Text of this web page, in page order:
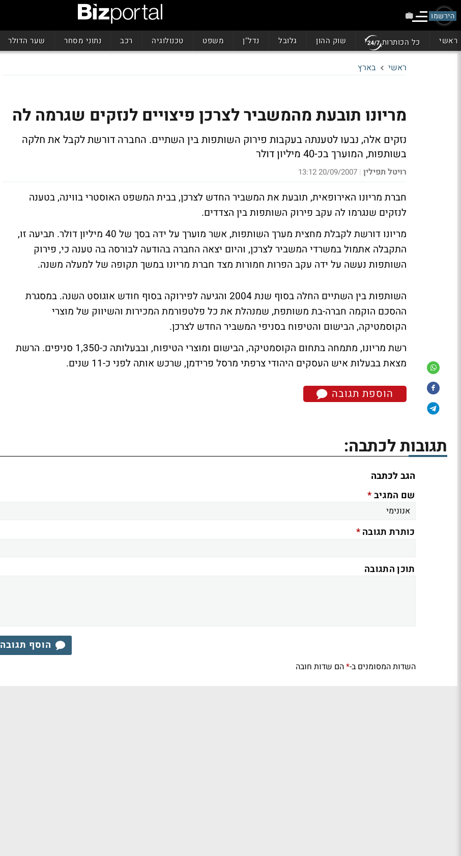
הירשמו
ראשי כל הכותרות שוק ההון גלובל נדל"ן משפט טכנולוגיה רכב נתוני מסחר שער הדולר
ראשי בארץ
מריונו תובעת מהמשביר לצרכן פיצויים לנזקים שגרמה לה
נזקים אלה, נבעו לטענתה בעקבות פירוק השותפות בין השתיים. החברה דורשת לקבל את חלקה
בשותפות, המוערך בכ-40 מיליון דולר
רויטל תפילין |
20/09/2007 13:12
חברת מריונו האירופאית, תובעת את המשביר החדש לצרכן, בבית המשפט האוסטרי בווינה, בטענה
לנזקים שנגרמו לה עקב פירוק השותפות בין הצדדים.
מריונו דורשת לקבלת מחצית מערך השותפות, אשר מוערך על ידה בסך של 40 מיליון דולר. תביעה זו,
התקבלה אתמול במשרדי המשביר לצרכן, והיום יצאה החברה בהודעה לבורסה בה טענה כי, פירוק
השותפות נעשה על ידה עקב הפרות חמורות מצד חברת מריונו במשך תקופה של למעלה משנה.
השותפות בין השתיים החלה בסוף שנת 2004 והגיעה לפירוקה בסוף חודש אוגוסט השנה. במסגרת
ההסכם הוקמה חברה-בת משותפת, שמנהלת את כל פלטפורמת המכירות והשיווק של מוצרי
הקוסמטיקה, הבישום והטיפוח בסניפי המשביר החדש לצרכן.
רשת מריונו, מתמחה בתחום הקוסמטיקה, הבישום ומוצרי הטיפוח, ובבעלותה כ-1,350 סניפים. הרשת
מצאת בבעלות איש העסקים היהודי צרפתי מרסל פרידמן, שרכש אותה לפני כ-11 שנים.
הוספת תגובה
תגובות לכתבה:
הגב לכתבה
שם המגיב*
כותרת תגובה*
תוכן התגובה
הוסף תגובה
השדות המסומנים ב-*הם שדות חובה